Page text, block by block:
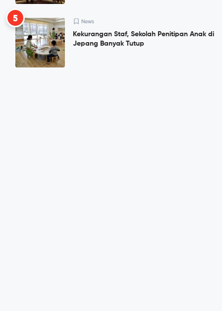
5 News
Kekurangan Staf, Sekolah Penitipan Anak di
Jepang Banyak Tutup